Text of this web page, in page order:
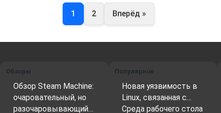
1 2 Вперёд »
Обзоры
Обзор Steam Machine:
очаровательный, но
разочаровывающий…
Популярное
Новая уязвимость в
Linux, связанная с…
Среда рабочего стола